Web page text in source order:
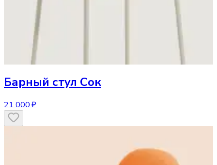
Барный стул Сок
21 000 ₽